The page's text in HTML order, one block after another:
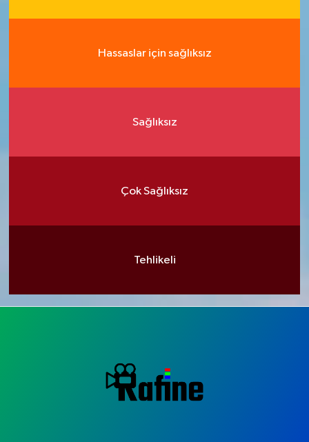
Hassaslar için sağlıksız
Sağlıksız
Çok Sağlıksız
Tehlikeli